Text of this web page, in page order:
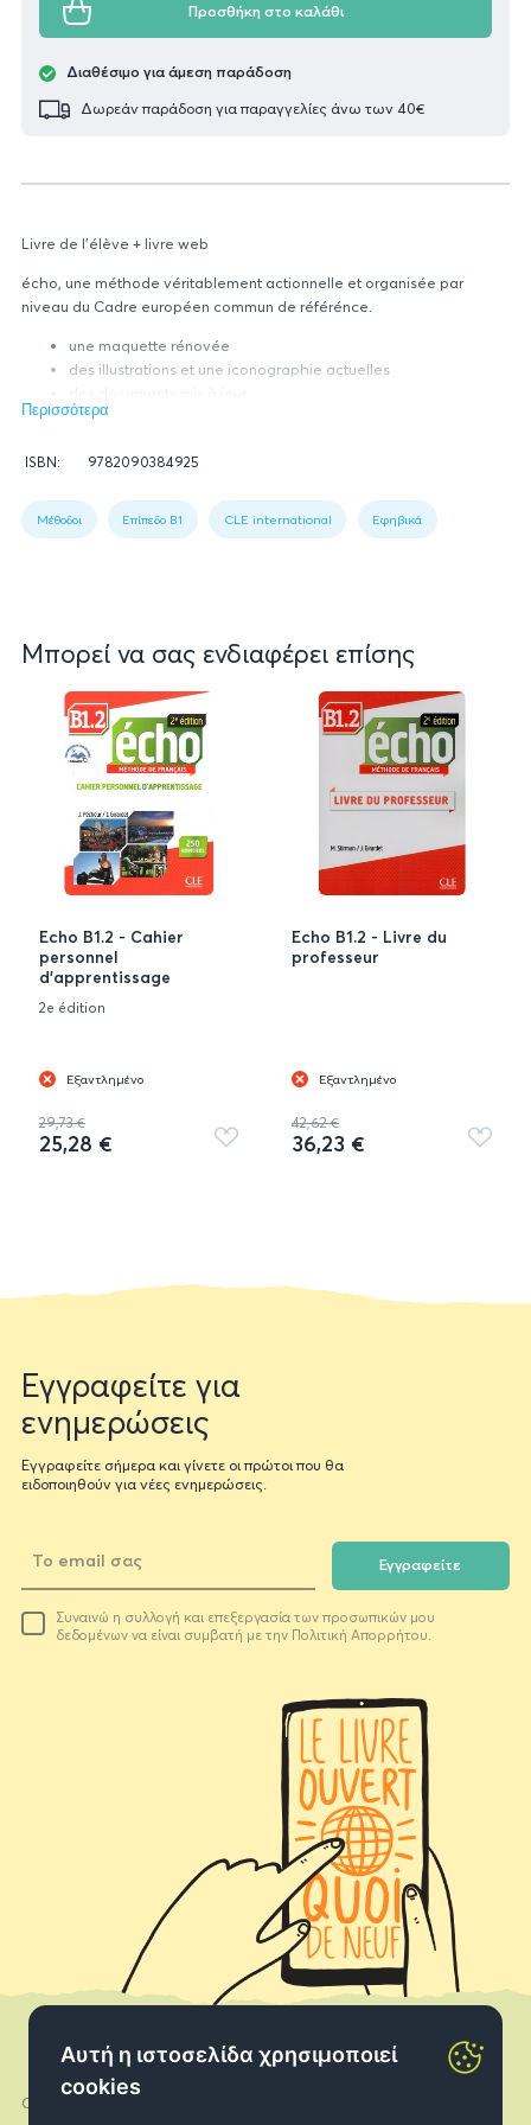
Αυτή η ιστοσελίδα χρησιμοποιεί
cookies
Livre de l'élève + livre web
écho, une méthode véritablement actionnelle et organisée par
niveau du Cadre européen commun de référénce.
une maquette rénovée
des illustrations et une iconographie actuelles
des documents mis à jour
et un livre-web, 100% en ligne, inclus dans le livre de l'élève et
Περισσότερα
Πληροφορίες
ISBN: 9782090384925
1:
Book
Μέθοδοι Επίπεδο B1 CLE international Εφηβικά
Προσθήκη στο καλάθι
Διαθέσιμο για άμεση παράδοση
Δωρεάν παράδοση για παραγγελίες άνω των 40€
Μπορεί να σας ενδιαφέρει επίσης
Echo B1.2 - Cahier
personnel
d'apprentissage
2e édition
Εξαντλημένο
29,73 €
25,28 €
Προσθήκη
Echo B1.2 - Livre du
professeur
Εξαντλημένο
42,62 €
36,23 €
Newsletter
form
Εγγραφείτε για
ενημερώσεις
Εγγραφείτε σήμερα και γίνετε οι πρώτοι που θα
ειδοποιηθούν για νέες ενημερώσεις.
email
σας
Εγγραφείτε
Συναινώ η συλλογή και επεξεργασία των προσωπικών μου
δεδομένων να είναι συμβατή με την Πολιτική Απορρήτου.
Ο λογαριασμός μου